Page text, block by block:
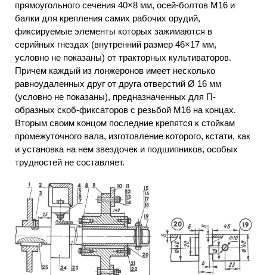
прямоугольного сечения 40×8 мм, осей-болтов М16 и
балки для крепления самих рабочих орудий,
фиксируемые элементы которых зажимаются в
серийных гнездах (внутренний размер 46×17 мм,
условно не показаны) от тракторных культиваторов.
Причем каждый из лонжеронов имеет несколько
равноудаленных друг от друга отверстий Ø 16 мм
(условно не показаны), предназначенных для П-
образных скоб-фиксаторов с резьбой М16 на концах.
Вторым своим концом последние крепятся к стойкам
промежуточного вала, изготовление которого, кстати, как
и установка на нем звездочек и подшипников, особых
трудностей не составляет.